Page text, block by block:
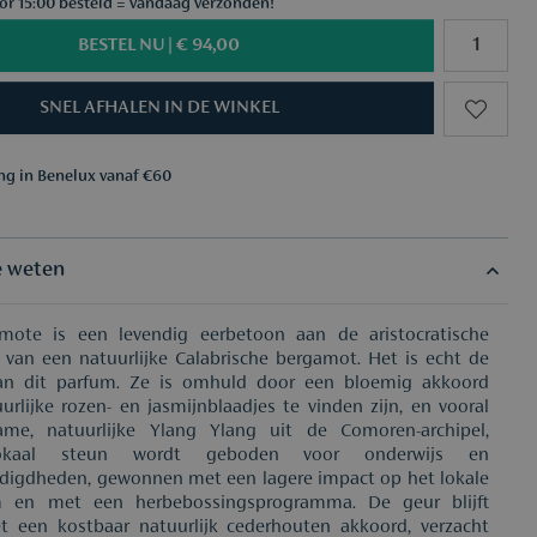
15:00 besteld = vandaag verzonden!
BESTEL NU |€ 94,00
SNEL AFHALEN IN DE WINKEL
in Benelux vanaf €60
weten
is een levendig eerbetoon aan de aristocratische
van een natuurlijke Calabrische bergamot. Het is echt de
dit parfum. Ze is omhuld door een bloemig akkoord
rozen- en jasmijnblaadjes te vinden zijn, en vooral
natuurlijke Ylang Ylang uit de Comoren-archipel,
steun wordt geboden voor onderwijs en
gewonnen met een lagere impact op het lokale
en met een herbebossingsprogramma. De geur blijft
een kostbaar natuurlijk cederhouten akkoord, verzacht